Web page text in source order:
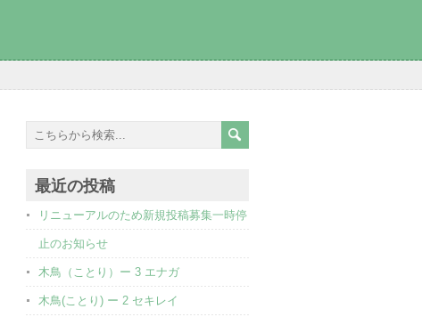
最近の投稿
リニューアルのため新規投稿募集一時停
止のお知らせ
木鳥（ことり）ー 3 エナガ
木鳥(ことり) ー 2 セキレイ